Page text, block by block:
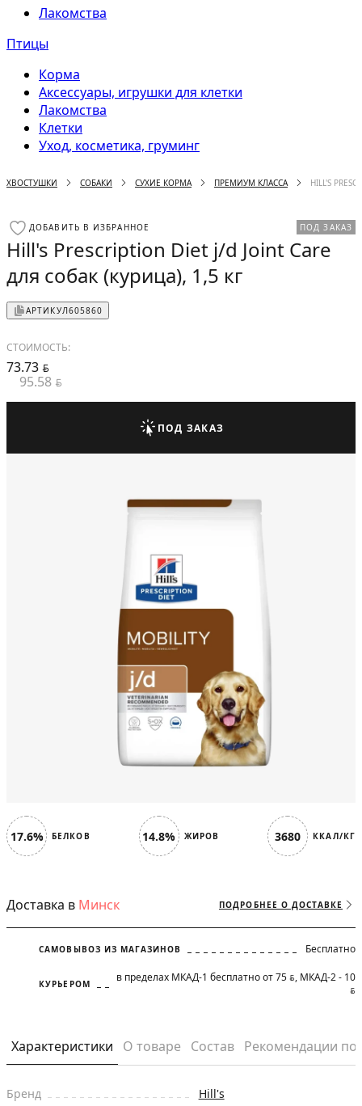
Лакомства
Птицы
Корма
Аксессуары, игрушки для клетки
Лакомства
Клетки
Уход, косметика, груминг
ХВОСТУШКИ СОБАКИ СУХИЕ КОРМА ПРЕМИУМ КЛАССА HILL'S
17.6% БЕЛКОВ 14.8% ЖИРОВ 3680 ККАЛ/КГ
Доставка в Минск ПОДРОБНЕЕ О ДОСТАВКЕ
САМОВЫВОЗ ИЗ МАГАЗИНОВ Бесплатно
КУРЬЕРОМ в пределах МКАД-1 бесплатно от 75 BYN, МКАД-2 - 10
BYN
Характеристики О товаре Состав Рекомендации
Бренд Hill's
ДОБАВИТЬ В ИЗБРАННОЕ ПОД ЗАКАЗ
Hill's Prescription Diet j/d Joint Care
для собак (курица), 1,5 кг
АРТИКУЛ605860
СТОИМОСТЬ:
73.73 BYN
95.58 BYN
ПОД ЗАКАЗ